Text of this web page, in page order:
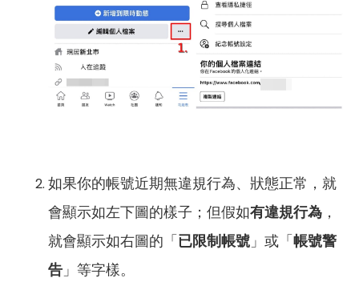
如果你的帳號近期無違規行為、狀態正常，就
會顯示如左下圖的樣子；但假如有違規行為 ，
就會顯示如右圖的「 已限制帳號 」或「 帳號警
告 」等字樣。